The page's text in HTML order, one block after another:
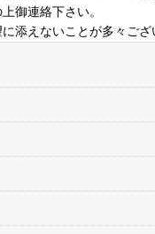
御連絡下さい。
添えないことが多々ござ